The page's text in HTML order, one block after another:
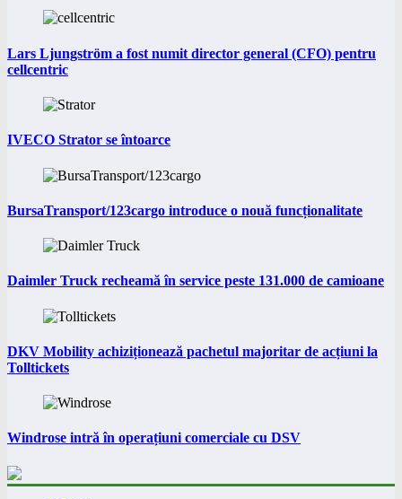
Lars Ljungström a fost numit director general (CFO) pentru
cellcentric
IVECO Strator se întoarce
BursaTransport/123cargo introduce o nouă funcționalitate
Daimler Truck recheamă în service peste 131.000 de camioane
DKV Mobility achiziționează pachetul majoritar de acțiuni la
Tolltickets
Windrose intră în operațiuni comerciale cu DSV